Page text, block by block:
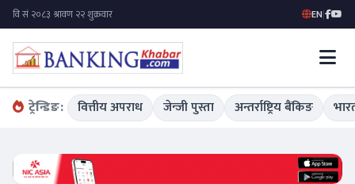
EN|
ट्रेन्डिङ: वित्तीय अपराध जेन्जी पुस्ता अन्तर्राष्ट्रिय बैंकिङ